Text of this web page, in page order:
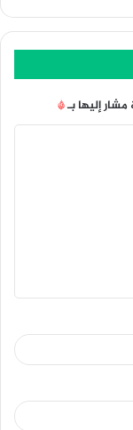
مشار إليها بـ*